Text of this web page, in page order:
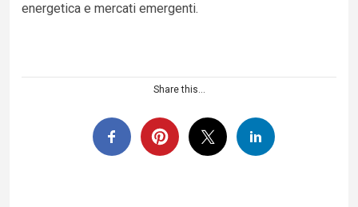
energetica e mercati emergenti.
Share this...